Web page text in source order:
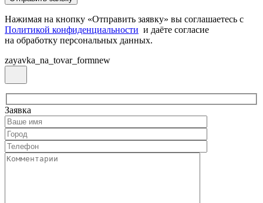
Нажимая на кнопку «Отправить заявку» вы соглашаетесь с
Политикой конфиденциальности и даёте согласие
на обработку персональных данных.
zayavka_na_tovar_formnew
Заявка